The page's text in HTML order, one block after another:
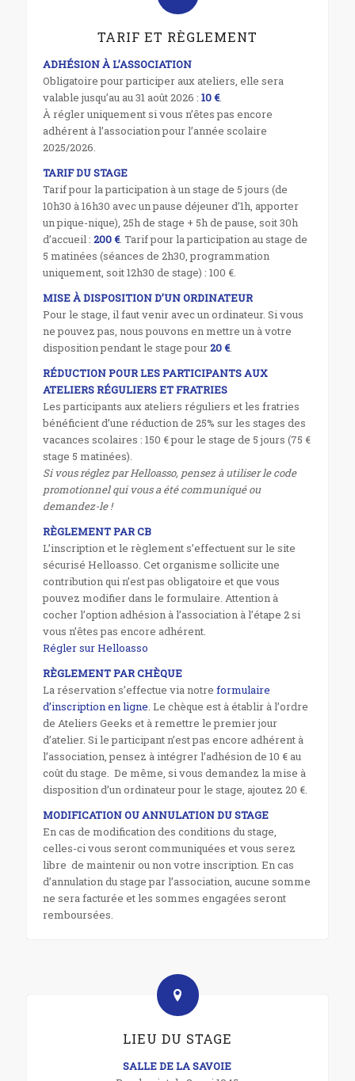
TARIF ET RÈGLEMENT
ADHÉSION À L’ASSOCIATION
Obligatoire pour participer aux ateliers, elle sera
valable jusqu’au au 31 août 2026 : 10 €.
À régler uniquement si vous n’êtes pas encore
adhérent à l’association pour l’année scolaire
2025/2026.
TARIF DU STAGE
Tarif pour la participation à un stage de 5 jours (de
10h30 à 16h30 avec un pause déjeuner d’1h, apporter
un pique-nique), 25h de stage + 5h de pause, soit 30h
d’accueil : 200 €. Tarif pour la participation au stage de
5 matinées (séances de 2h30, programmation
uniquement, soit 12h30 de stage) : 100 €.
MISE À DISPOSITION D’UN ORDINATEUR
Pour le stage, il faut venir avec un ordinateur. Si vous
ne pouvez pas, nous pouvons en mettre un à votre
disposition pendant le stage pour20 €.
RÉDUCTION POUR LES PARTICIPANTS AUX
ATELIERS RÉGULIERS ET FRATRIES
Les participants aux ateliers réguliers et les fratries
bénéficient d’une réduction de 25% sur les stages des
vacances scolaires : 150 € pour le stage de 5 jours (75 €
stage 5 matinées).
Si vous réglez par Helloasso, pensez à utiliser le code
promotionnel qui vous a été communiqué ou
demandez-le !
RÈGLEMENT PAR CB
L’inscription et le règlement s’effectuent sur le site
sécurisé Helloasso. Cet organisme sollicite une
contribution qui n’est pas obligatoire et que vous
pouvez modifier dans le formulaire. Attention à
cocher l’option adhésion à l’association à l’étape 2 si
vous n’êtes pas encore adhérent.
Régler sur Helloasso
RÈGLEMENT PAR CHÈQUE
La réservation s’effectue via notre formulaire
d’inscription en ligne. Le chèque est à établir à l’ordre
de Ateliers Geeks et à remettre le premier jour
d’atelier. Si le participant n’est pas encore adhérent à
l’association, pensez à intégrer l’adhésion de 10 € au
coût du stage. De même, si vous demandez la mise à
disposition d’un ordinateur pour le stage, ajoutez 20 €.
MODIFICATION OU ANNULATION DU STAGE
En cas de modification des conditions du stage,
celles-ci vous seront communiquées et vous serez
libre de maintenir ou non votre inscription. En cas
d’annulation du stage par l’association, aucune somme
ne sera facturée et les sommes engagées seront
remboursées.
LIEU DU STAGE
SALLE DE LA SAVOIE